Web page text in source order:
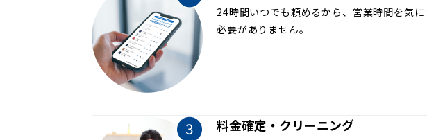
24時間いつでも頼めるから、営業時間を気に
必要がありません。
料金確定・クリーニング